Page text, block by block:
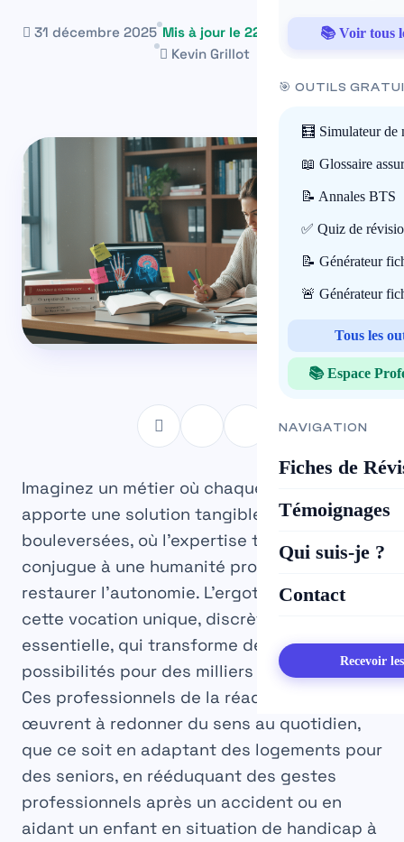
📚 Voir tous
🎯 OUTILS
🧮 Simulateur de
📖 Glossaire
📝 Annales BTS
✅ Quiz de
📝 Générateur
🚨 Générateur
Tous les
📚 Espace
NAVIGATION
Fiches de
Témoignages
Qui suis-je ?
Contact
Recevoir
31 décembre 2025 Mis à jour le 22 mai 2026 ~34 min
Kevin Grillot
Imaginez un métier où chaque journée
apporte une solution tangible à des vies
bouleversées, où l’expertise technique se
conjugue à une humanité profonde pour
restaurer l’autonomie. L’ergothérapieest
cette vocation unique, discrète mais
essentielle, qui transforme des limites en
possibilités pour des milliers de personnes.
Ces professionnels de la réadaptation
œuvrent à redonner du sens au quotidien,
que ce soit en adaptant des logements pour
des seniors, en rééduquant des gestes
professionnels après un accident ou en
aidant un enfant en situation de handicap à